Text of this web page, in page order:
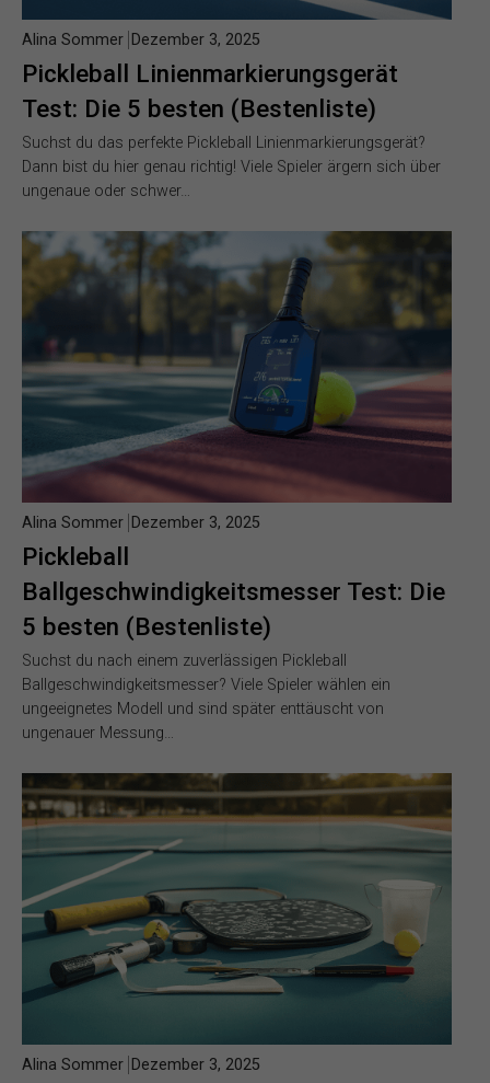
Pickleball Linienmarkierungsgerät
Test: Die 5 besten (Bestenliste)
Alina Sommer Dezember 3, 2025
Suchst du das perfekte Pickleball Linienmarkierungsgerät?
Dann bist du hier genau richtig! Viele Spieler ärgern sich über
ungenaue oder schwer…
Pickleball
Ballgeschwindigkeitsmesser Test: Die
5 besten (Bestenliste)
Alina Sommer Dezember 3, 2025
Suchst du nach einem zuverlässigen Pickleball
Ballgeschwindigkeitsmesser? Viele Spieler wählen ein
ungeeignetes Modell und sind später enttäuscht von
ungenauer Messung…
Alina Sommer Dezember 3, 2025